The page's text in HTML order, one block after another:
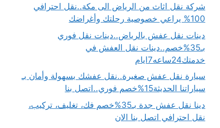
شركة نقل اثاث من الرياض الى مكة..نقل احترافي
100% يراعي خصوصية رحلتك وأغراضك
دينات نقل عفش بالرياض..دينات نقل فوري
بـ35%خصم..دينات نقل العفش في
خدمتك24ساعه7ايام
سيارة نقل عفش صغيرة..نقل عفشك بسهولة وأمان بـ
سياراتنا الحديثة15%خصم فوري..اتصل بنا
دينا نقل عفش جدة بـ35%خصم فك، تغليف، تركيب،
نقل احترافي اتصل بنا الان